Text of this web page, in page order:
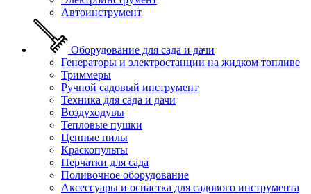
Автоинструмент
Оборудование для сада и дачи
Генераторы и электростанции на жидком топливе
Триммеры
Ручной садовый инструмент
Техника для сада и дачи
Воздуходувы
Тепловые пушки
Цепные пилы
Краскопульты
Перчатки для сада
Поливочное оборудование
Аксессуары и оснастка для садового инструмента